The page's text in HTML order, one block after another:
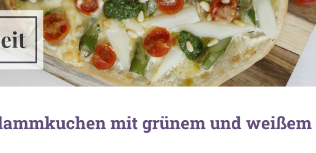
mit grünem und weißem